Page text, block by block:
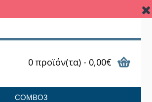
0 προϊόν(τα) - 0,00€
COMBO3